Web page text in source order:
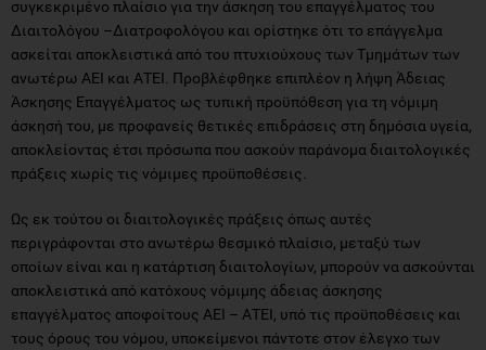
συγκεκριμένο πλαίσιο για την άσκηση του επαγγέλματος του
Διαιτολόγου –Διατροφολόγου και ορίστηκε ότι το επάγγελμα
ασκείται αποκλειστικά από του πτυχιούχους των Τμημάτων των
ανωτέρω ΑΕΙ και ΑΤΕΙ. Προβλέφθηκε επιπλέον η λήψη Άδειας
Άσκησης Επαγγέλματος ως τυπική προϋπόθεση για τη νόμιμη
άσκησή του, με προφανείς θετικές επιδράσεις στη δημόσια υγεία,
αποκλείοντας έτσι πρόσωπα που ασκούν παράνομα διαιτολογικές
πράξεις χωρίς τις νόμιμες προϋποθέσεις.
Ως εκ τούτου οι διαιτολογικές πράξεις όπως αυτές
περιγράφονται στο ανωτέρω θεσμικό πλαίσιο, μεταξύ των
οποίων είναι και η κατάρτιση διαιτολογίων, μπορούν να ασκούνται
αποκλειστικά από κατόχους νόμιμης άδειας άσκησης
επαγγέλματος αποφοίτους ΑΕΙ – ΑΤΕΙ, υπό τις προϋποθέσεις και
τους όρους του νόμου, υποκείμενοι πάντοτε στον έλεγχο των